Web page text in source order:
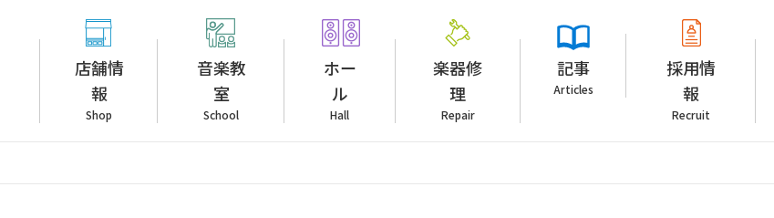
店舗情
報
Shop
音楽教
室
School
ホー
ル
Hall
楽器修
理
Repair
記事
Articles
採用情
報
Recruit